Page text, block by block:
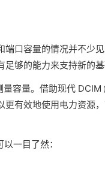
口容量的情况并不少
够的能力来支持新的基
容量。借助现代
有效地使用电力资源
一目了然：